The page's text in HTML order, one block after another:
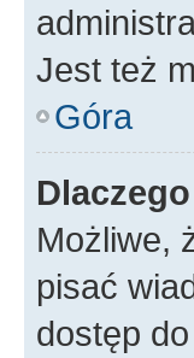
Jest też
Góra
Możliwe,
pisać
dostęp